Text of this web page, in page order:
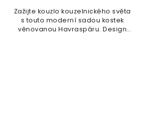
Zažijte kouzlo kouzelnického světa
s touto moderní sadou kostek
věnovanou Havraspáru. Design